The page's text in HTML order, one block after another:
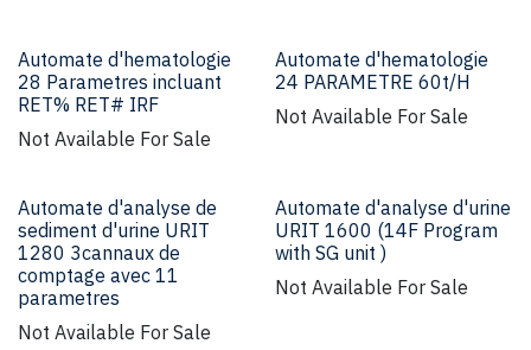
Automate d'hematologie
28 Parametres incluant
RET% RET# IRF
Not Available For Sale
Automate d'hematologie
24 PARAMETRE 60t/H
Not Available For Sale
Automate d'analyse de
sediment d'urine URIT
1280 3cannaux de
comptage avec 11
parametres
Not Available For Sale
Automate d'analyse d'urine
URIT 1600 (14F Program
with SG unit )
Not Available For Sale